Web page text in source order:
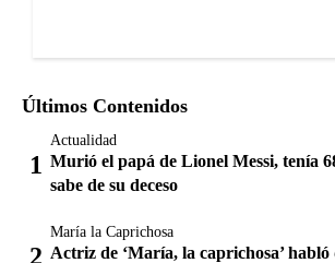
Últimos Contenidos
Actualidad
Murió el papá de Lionel Messi, tenía
sabe de su deceso
María la Caprichosa
Actriz de ‘María, la caprichosa’ habló